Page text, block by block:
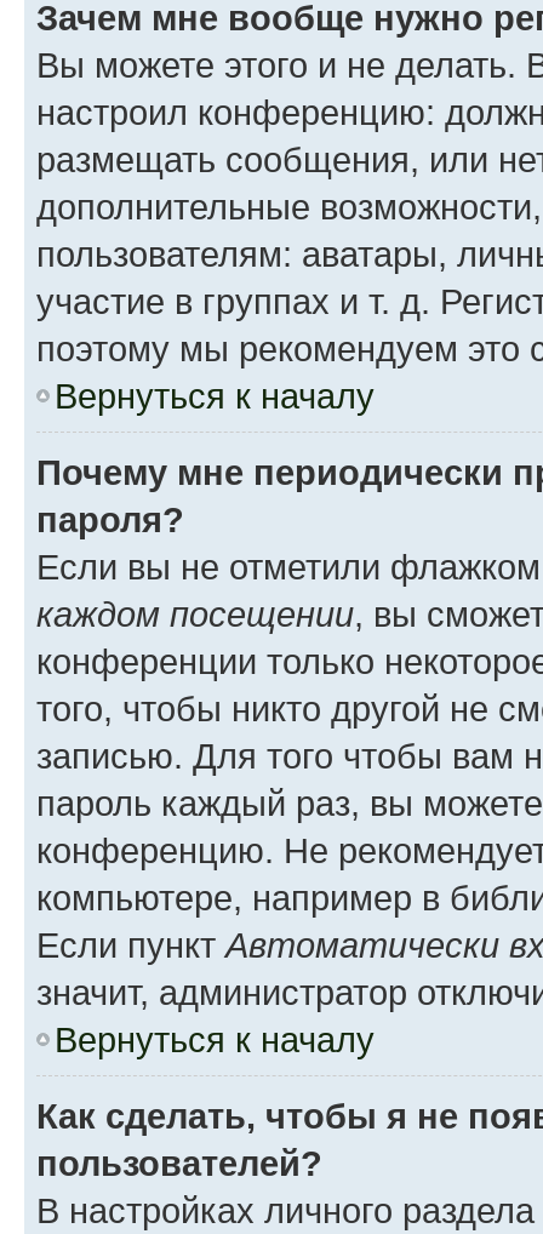
Зачем мне вообще нужно
Вы можете этого и не делать.
настроил конференцию:
размещать сообщения, или
дополнительные
пользователям: аватары,
участие в группах и т. д.
поэтому мы рекомендуем это
Вернуться к началу
Почему мне периодически
пароля?
Если вы не отметили
каждом посещении, вы
конференции только
того, чтобы никто другой не
записью. Для того чтобы вам
пароль каждый раз, вы
конференцию. Не
компьютере, например в
Если пунктАвтоматически
значит, администратор
Вернуться к началу
Как сделать, чтобы я не
пользователей?
В настройках личного